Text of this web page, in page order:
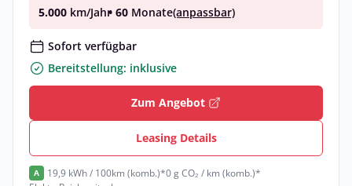
5.000 km/Jahr• 60 Monate(anpassbar)
Sofort verfügbar
Bereitstellung: inklusive
Zum Angebot
Leasing Details
A 19,9 kWh / 100km (komb.)*0 g CO₂ / km (komb.)*